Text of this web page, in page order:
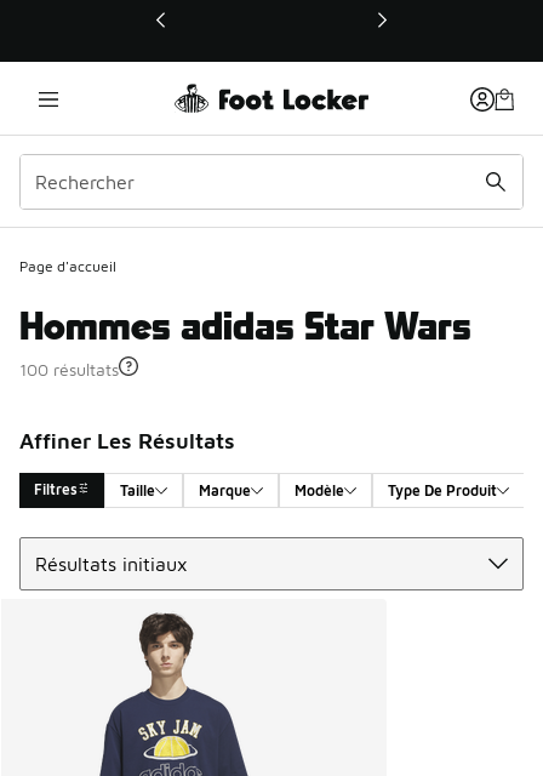
Ce lien ouvrira une nouvelle fenêtre
Page d'accueil
Hommes adidas Star Wars
100 résultats
Affiner Les Résultats
Filtres Taille Marque Modèle Type De Produit
Search Results